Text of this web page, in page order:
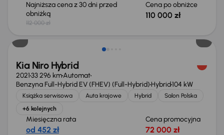
Najniższa cena z 30 dni przed
obniżką
112 000 zł
Cena po obniżce
110 000 zł
Taniej o 1 000 zł
Kia Niro Hybrid
202133 296 kmAutomat
Benzyna Full-Hybrid EV (FHEV) (Full-Hybrid) Hybrid104 kW
Książka serwisowa Auta krajowe Hybrid
Salon Polska
+6 kolejnych
Miesięczna rata
od 452 zł
Cena promocyjna
72 000 zł